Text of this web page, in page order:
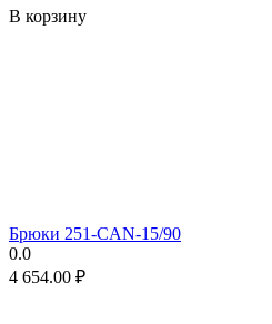
В корзину
Брюки 251-CAN-15/90
0.0
4 654.00 ₽